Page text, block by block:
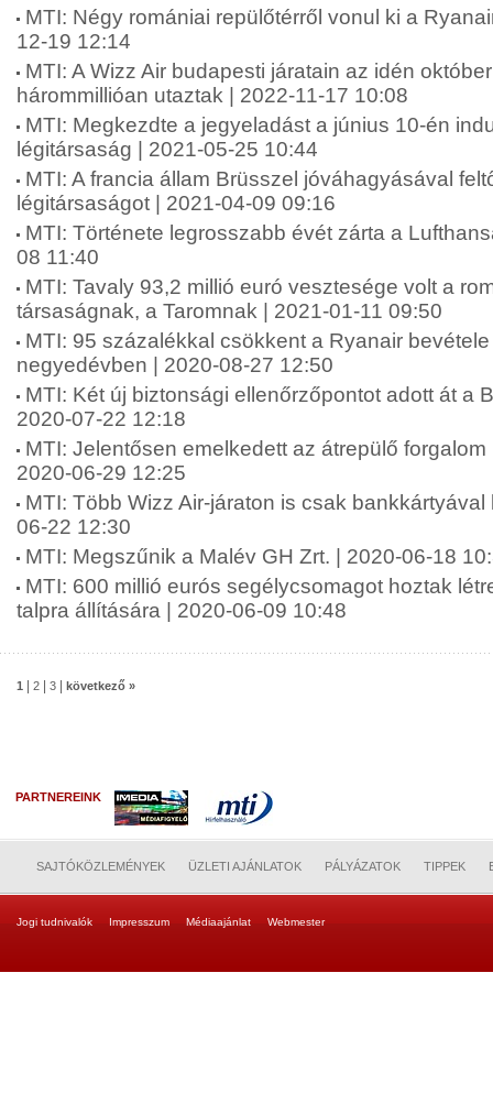
MTI: Négy romániai repülőtérről vonul ki a
12-19 12:14
MTI: A Wizz Air budapesti járatain az idén
hárommillióan utaztak | 2022-11-17 10:08
MTI: Megkezdte a jegyeladást a június 10-én
légitársaság | 2021-05-25 10:44
MTI: A francia állam Brüsszel jóváhagyásával
légitársaságot | 2021-04-09 09:16
MTI: Története legrosszabb évét zárta a
08 11:40
MTI: Tavaly 93,2 millió euró vesztesége volt a
társaságnak, a Taromnak | 2021-01-11 09:50
MTI: 95 százalékkal csökkent a Ryanair
negyedévben | 2020-08-27 12:50
MTI: Két új biztonsági ellenőrzőpontot adott át a
2020-07-22 12:18
MTI: Jelentősen emelkedett az átrepülő
2020-06-29 12:25
MTI: Több Wizz Air-járaton is csak bankkártyával
06-22 12:30
MTI: Megszűnik a Malév GH Zrt. | 2020-06-18
MTI: 600 millió eurós segélycsomagot hoztak
talpra állítására | 2020-06-09 10:48
1 2 3 következő »
PARTNEREINK
SAJTÓKÖZLEMÉNYEK ÜZLETI AJÁNLATOK PÁLYÁZATOK TIPPEK
Jogi tudnivalók Impresszum Médiaajánlat Webmester